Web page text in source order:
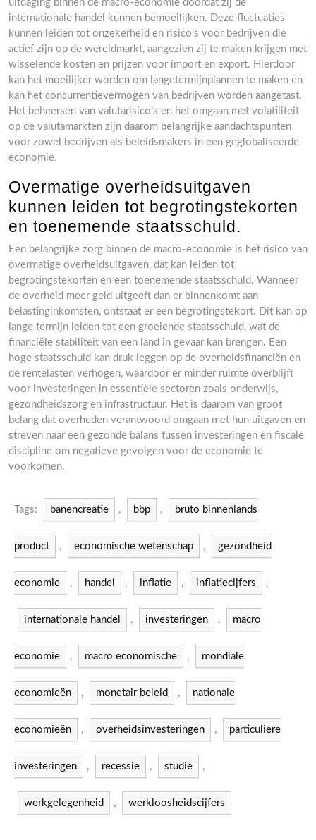
uitdaging binnen de macro-economie doordat zij de
internationale handel kunnen bemoeilijken. Deze fluctuaties
kunnen leiden tot onzekerheid en risico’s voor bedrijven die
actief zijn op de wereldmarkt, aangezien zij te maken krijgen met
wisselende kosten en prijzen voor import en export. Hierdoor
kan het moeilijker worden om langetermijnplannen te maken en
kan het concurrentievermogen van bedrijven worden aangetast.
Het beheersen van valutarisico’s en het omgaan met volatiliteit
op de valutamarkten zijn daarom belangrijke aandachtspunten
voor zowel bedrijven als beleidsmakers in een geglobaliseerde
economie.
Overmatige overheidsuitgaven
kunnen leiden tot begrotingstekorten
en toenemende staatsschuld.
Een belangrijke zorg binnen de macro-economie is het risico van
overmatige overheidsuitgaven, dat kan leiden tot
begrotingstekorten en een toenemende staatsschuld. Wanneer
de overheid meer geld uitgeeft dan er binnenkomt aan
belastinginkomsten, ontstaat er een begrotingstekort. Dit kan op
lange termijn leiden tot een groeiende staatsschuld, wat de
financiële stabiliteit van een land in gevaar kan brengen. Een
hoge staatsschuld kan druk leggen op de overheidsfinanciën en
de rentelasten verhogen, waardoor er minder ruimte overblijft
voor investeringen in essentiële sectoren zoals onderwijs,
gezondheidszorg en infrastructuur. Het is daarom van groot
belang dat overheden verantwoord omgaan met hun uitgaven en
streven naar een gezonde balans tussen investeringen en fiscale
discipline om negatieve gevolgen voor de economie te
voorkomen.
Tags: banencreatie , bbp , bruto binnenlands
product , economische wetenschap , gezondheid
economie , handel , inflatie , inflatiecijfers ,
internationale handel , investeringen , macro
economie , macro economische , mondiale
economieën , monetair beleid , nationale
economieën , overheidsinvesteringen , particuliere
investeringen , recessie , studie ,
werkgelegenheid , werkloosheidscijfers